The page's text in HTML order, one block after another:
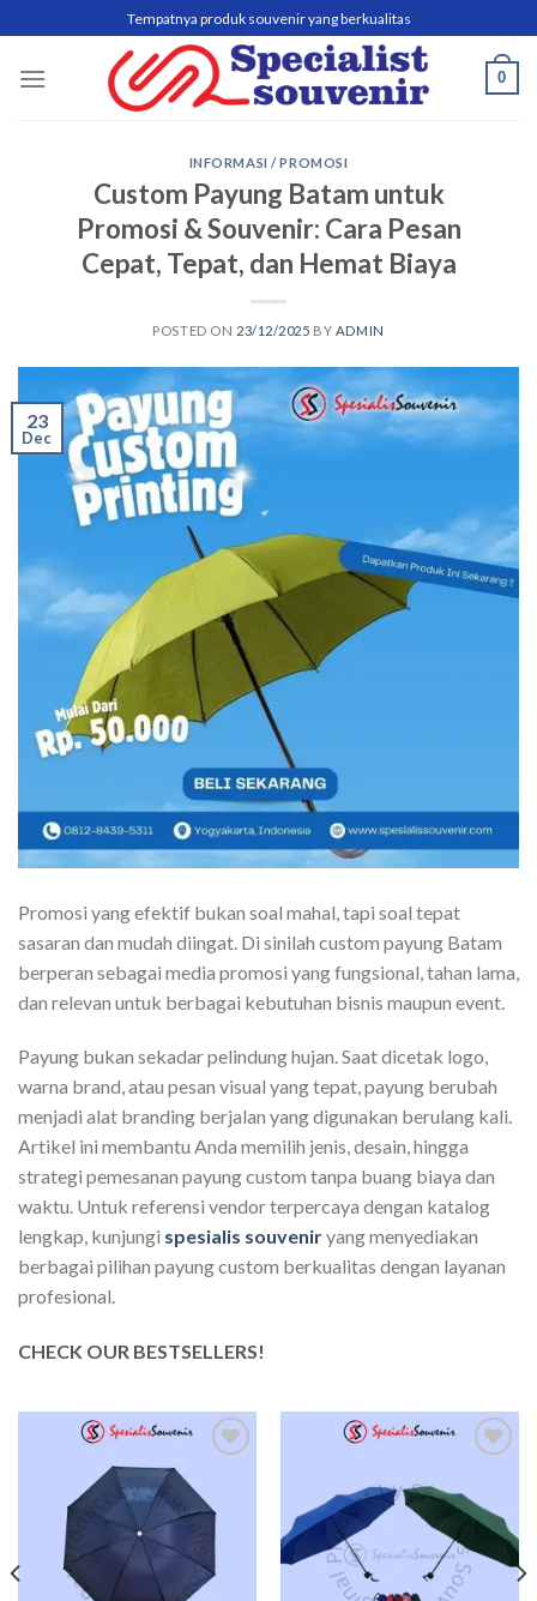
to
content
Tempatnya produk souvenir yang berkualitas
0
INFORMASI / PROMOSI
Custom Payung Batam untuk
Promosi & Souvenir: Cara Pesan
Cepat, Tepat, dan Hemat Biaya
POSTED ON 23/12/2025 BY ADMIN
23
Dec
Promosi yang efektif bukan soal mahal, tapi soal tepat
sasaran dan mudah diingat. Di sinilah custom payung Batam
berperan sebagai media promosi yang fungsional, tahan lama,
dan relevan untuk berbagai kebutuhan bisnis maupun event.
Payung bukan sekadar pelindung hujan. Saat dicetak logo,
warna brand, atau pesan visual yang tepat, payung berubah
menjadi alat branding berjalan yang digunakan berulang kali.
Artikel ini membantu Anda memilih jenis, desain, hingga
strategi pemesanan payung custom tanpa buang biaya dan
waktu. Untuk referensi vendor terpercaya dengan katalog
lengkap, kunjungi spesialis souveniryang menyediakan
berbagai pilihan payung custom berkualitas dengan layanan
profesional.
CHECK OUR BESTSELLERS!
Add to
Add to
wishlist